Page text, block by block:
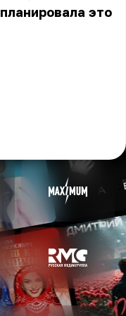
это